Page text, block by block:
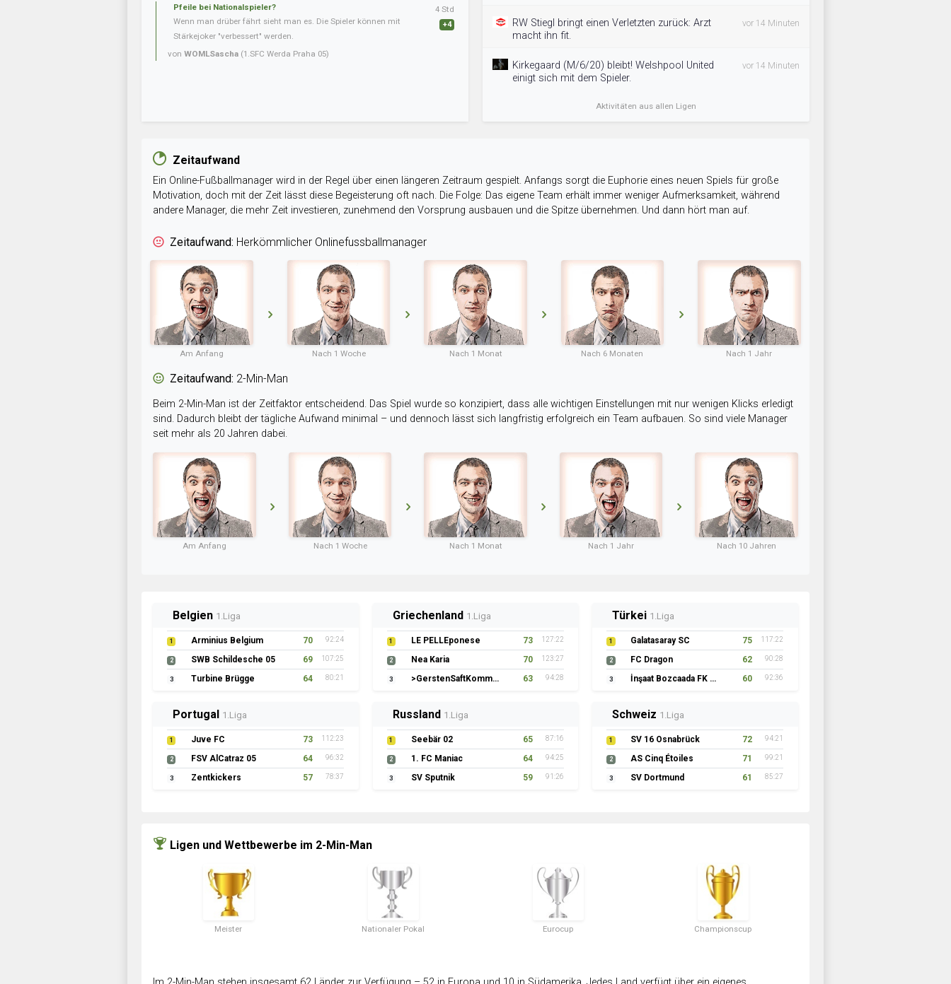
Pfeile bei Nationalspieler?
Wenn man drüber fährt sieht man es. Die Spieler können mit
Stärkejoker "verbessert" werden.
von WOMLSascha (1.SFC Werda Praha 05)
4 Std
+4
RW Stiegl bringt einen Verletzten zurück: Arzt
macht ihn fit.
vor 14 Minuten
Kirkegaard (M/6/20) bleibt! Welshpool United
einigt sich mit dem Spieler.
vor 14 Minuten
Aktivitäten aus allen Ligen
Zeitaufwand
Ein Online-Fußballmanager wird in der Regel über einen längeren Zeitraum gespielt. Anfangs sorgt die Euphorie eines neuen Spiels für große
Motivation, doch mit der Zeit lässt diese Begeisterung oft nach. Die Folge: Das eigene Team erhält immer weniger Aufmerksamkeit, während
andere Manager, die mehr Zeit investieren, zunehmend den Vorsprung ausbauen und die Spitze übernehmen. Und dann hört man auf.
Zeitaufwand: Herkömmlicher Onlinefussballmanager
Am Anfang Nach 1 Woche Nach 1 Monat Nach 6 Monaten Nach 1 Jahr
Zeitaufwand: 2-Min-Man
Beim 2-Min-Man ist der Zeitfaktor entscheidend. Das Spiel wurde so konzipiert, dass alle wichtigen Einstellungen mit nur wenigen Klicks erledigt
sind. Dadurch bleibt der tägliche Aufwand minimal – und dennoch lässt sich langfristig erfolgreich ein Team aufbauen. So sind viele Manager
seit mehr als 20 Jahren dabei.
Am Anfang Nach 1 Woche Nach 1 Monat Nach 1 Jahr Nach 10 Jahren
Belgien 1.Liga
1 Arminius Belgium 70 92:24
2 SWB Schildesche 05 69 107:25
3 Turbine Brügge 64 80:21
Griechenland 1.Liga
1 LE PELLEponese 73 127:22
2 Nea Karia 70 123:27
3 >GerstenSaftKommando 63 94:28
Türkei 1.Liga
1 Galatasaray SC 75 117:22
2 FC Dragon 62 90:28
3 İnşaat Bozcaada FK 1957 60 92:36
Portugal 1.Liga
1 Juve FC 73 112:23
2 FSV AlCatraz 05 64 96:32
3 Zentkickers 57 78:37
Russland 1.Liga
1 Seebär 02 65 87:16
2 1. FC Maniac 64 94:25
3 SV Sputnik 59 91:26
Schweiz 1.Liga
1 SV 16 Osnabrück 72 94:21
2 AS Cinq Étoiles 71 99:21
3 SV Dortmund 61 85:27
Ligen und Wettbewerbe im 2-Min-Man
Meister Nationaler Pokal Eurocup Championscup